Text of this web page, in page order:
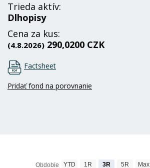
Trieda aktív:
Dlhopisy
Cena za kus:
(4.8.2026) 290,0200 CZK
Factsheet
Pridať fond na porovnanie
Obdobie YTD 1R 3R 5R Max